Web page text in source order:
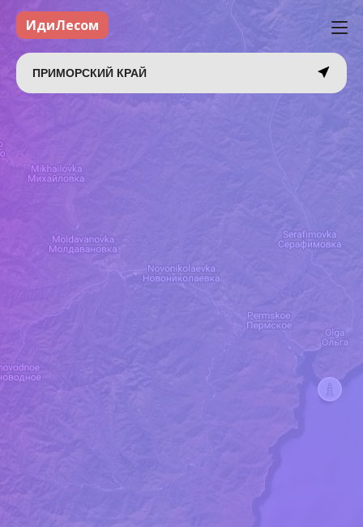
ИдиЛесом
ПРИМОРСКИЙ КРАЙ